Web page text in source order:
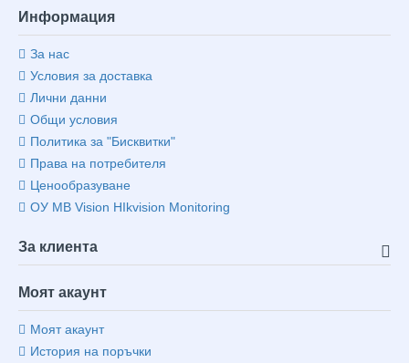
Информация
За нас
Условия за доставка
Лични данни
Общи условия
Политика за "Бисквитки"
Права на потребителя
Ценообразуване
ОУ MB Vision HIkvision Monitoring
За клиента
Моят акаунт
Моят акаунт
История на поръчки